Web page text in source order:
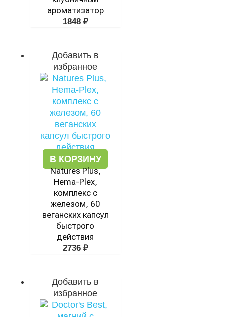
ароматизатор
1848 ₽
Добавить в
избранное
В КОРЗИНУ
Natures Plus,
Hema-Plex,
комплекс с
железом, 60
веганских капсул
быстрого
действия
2736 ₽
Добавить в
избранное